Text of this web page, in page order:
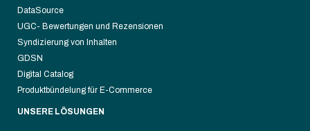
DataSource
UGC- Bewertungen und Rezensionen
Syndizierung von Inhalten
GDSN
Digital Catalog
Produktbündelung für E-Commerce
UNSERE LÖSUNGEN